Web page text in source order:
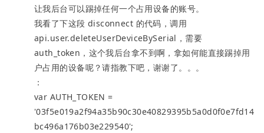
让我后台可以踢掉任何一个占用设备的账号。
我看了下这段 disconnect 的代码，调用
api.user.deleteUserDeviceBySerial，需要
auth_token，这个我后台拿不到啊，拿如何能直接踢掉用
户占用的设备呢？请指教下吧，谢谢了。。。
：
var AUTH_TOKEN =
'03f5e019a2f94a35b90c30e40829395b5a0d0f0e7fd14
bc496a176b03e229540';